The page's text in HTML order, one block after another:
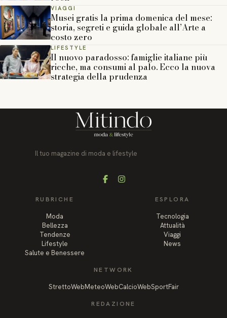
VIAGGI
Musei gratis la prima domenica del mese:
storia, segreti e guida globale all’Arte a
costo zero
LIFESTYLE
Il nuovo paradosso: famiglie italiane più
ricche, ma consumi al palo. Ecco la nuova
strategia della prudenza
Il tuo magazine di moda e lifestyle
FacebookInstagram
RUBRICHE
Moda
Bellezza
Tendenze
Lifestyle
Salute e Benessere
ESPLORA
Tecnologia
Attualità
Viaggi
News
NETWORK
StrettoWebMeteoWebCalcioWebSportFair
REDAZIONE